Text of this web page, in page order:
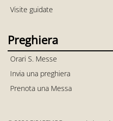
Visite guidate
Preghiera
Orari S. Messe
Invia una preghiera
Prenota una Messa